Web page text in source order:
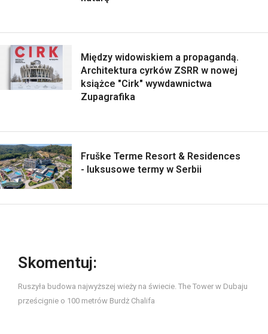
Między widowiskiem a propagandą.
Architektura cyrków ZSRR w nowej
książce "Cirk" wywdawnictwa
Zupagrafika
Fruške Terme Resort & Residences
- luksusowe termy w Serbii
Skomentuj:
Ruszyła budowa najwyższej wieży na świecie. The Tower w Dubaju
prześcignie o 100 metrów Burdż Chalifa